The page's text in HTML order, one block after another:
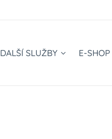
DALŠÍ SLUŽBY E-SHOP